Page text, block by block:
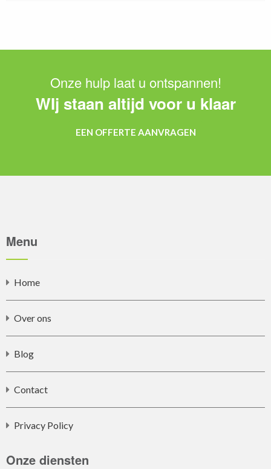
Onze hulp laat u ontspannen!
WIj staan altijd voor u klaar
EEN OFFERTE AANVRAGEN
Menu
Home
Over ons
Blog
Contact
Privacy Policy
Onze diensten